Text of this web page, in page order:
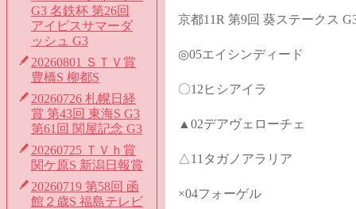
G3 名鉄杯 第26回
アイビスサマーダ
ッシュ G3
20260801 ＳＴＶ賞
豊橋S 柳都S
20260726 札幌日経
賞 第43回 東海S G3
第61回 関屋記念 G3
20260725 ＴＶｈ賞
関ケ原S 新潟日報賞
20260719 第58回 函
館２歳S 福島テレビ
京都11R 第9回 葵ステークス
◎05エイシンディード
〇12ヒシアイラ
▲02デアヴェローチェ
△11タガノアラリア
×04フォーゲル